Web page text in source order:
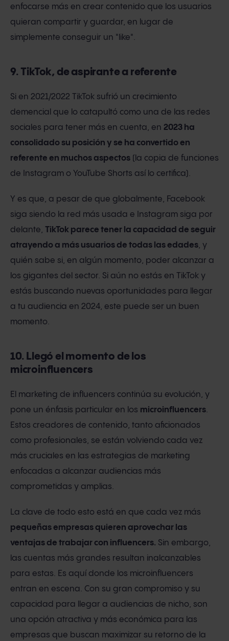
enfocarse más en crear contenido que los usuarios
quieran compartir y guardar, en lugar de
simplemente conseguir un "like".
9. TikTok, de aspirante a referente
Si en 2021/2022 TikTok sufrió un crecimiento
demencial que lo catapultó como una de las redes
sociales para tener más en cuenta, en 2023 ha
consolidado su posición y se ha convertido en
referente en muchos aspectos (la copia de funciones
de Instagram o YouTube Shorts así lo certifica).
Y es que, a pesar de que globalmente, Facebook
siga siendo la red más usada e Instagram siga por
delante, TikTok parece tener la capacidad de seguir
atrayendo a más usuarios de todas las edades, y
quién sabe si, en algún momento, poder alcanzar a
los gigantes del sector. Si aún no estás en TikTok y
estás buscando nuevas oportunidades para llegar
a tu audiencia en 2024, este puede ser un buen
momento.
10. Llegó el momento de los
microinfluencers
El marketing de influencers continúa su evolución, y
pone un énfasis particular en los microinfluencers.
Estos creadores de contenido, tanto aficionados
como profesionales, se están volviendo cada vez
más cruciales en las estrategias de marketing
enfocadas a alcanzar audiencias más
comprometidas y amplias.
La clave de todo esto está en que cada vez más
pequeñas empresas quieren aprovechar las
ventajas de trabajar con influencers. Sin embargo,
las cuentas más grandes resultan inalcanzables
para estas. Es aquí donde los microinfluencers
entran en escena. Con su gran compromiso y su
capacidad para llegar a audiencias de nicho, son
una opción atractiva y más económica para las
empresas que buscan maximizar su retorno de la